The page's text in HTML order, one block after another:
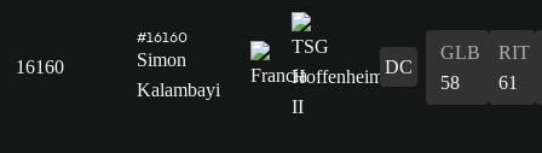
16160
#16160
Simon
Kalambayi
DC
GLB
58
RIT
61